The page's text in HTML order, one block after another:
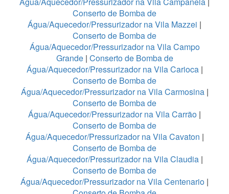
Conserto de Bomba de
Água/Aquecedor/Pressurizador na Vila Mazzei |
Conserto de Bomba de
Água/Aquecedor/Pressurizador na Vila Campo
Grande| Conserto de Bomba de
Água/Aquecedor/Pressurizador na Vila Carioca|
Conserto de Bomba de
Água/Aquecedor/Pressurizador na Vila Carmosina|
Conserto de Bomba de
Água/Aquecedor/Pressurizador na Vila Carrão |
Conserto de Bomba de
Água/Aquecedor/Pressurizador na Vila Cavaton |
Conserto de Bomba de
Água/Aquecedor/Pressurizador na Vila Claudia|
Conserto de Bomba de
Água/Aquecedor/Pressurizador na Vila Centenario |